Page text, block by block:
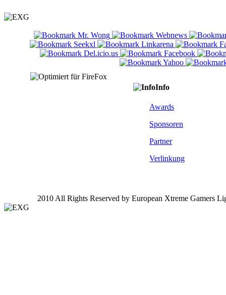
Info
Awards
Sponsoren
Partner
Verlinkung
2010 All Rights Reserved by European Xtreme Gamers